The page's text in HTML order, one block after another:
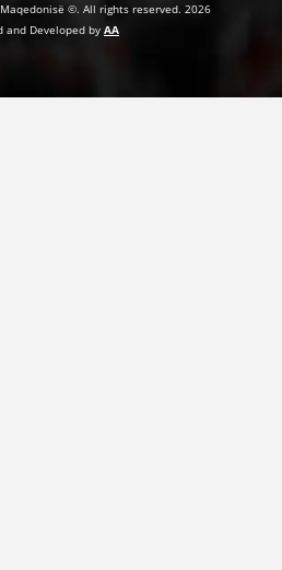
©. All rights reserved. 2026
and Developed by AA